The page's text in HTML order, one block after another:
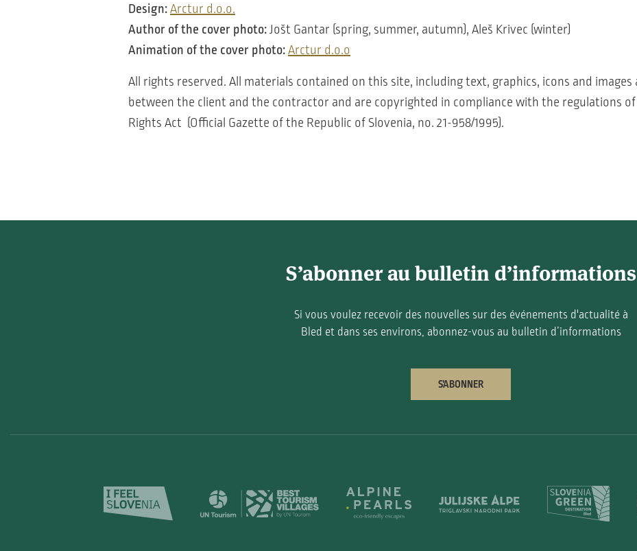
Design: Arctur d.o.o.
Author of the cover photo: Jošt Gantar (spring, summer, autumn), Aleš Krivec (winter)
Animation of the cover photo: Arctur d.o.o
All rights reserved. All materials contained on this site, including text, graphics, icons and
between the client and the contractor and are copyrighted in compliance with the regulations
Rights Act (Official Gazette of the Republic of Slovenia, no. 21-958/1995).
S’abonner au bulletin d’informations
Si vous voulez recevoir des nouvelles sur des événements d'actualité à
Bled et dans ses environs, abonnez-vous au bulletin d’informations
S’ABONNER